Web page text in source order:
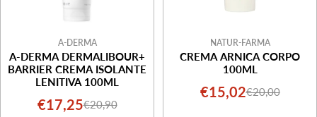
A-DERMA
A-DERMA DERMALIBOUR+
BARRIER CREMA ISOLANTE
LENITIVA 100ML
Prezzo
€17,25Prezzo
€20,90
NATUR-FARMA
CREMA ARNICA CORPO
100ML
Prezzo
€15,02Prezzo
€20,00